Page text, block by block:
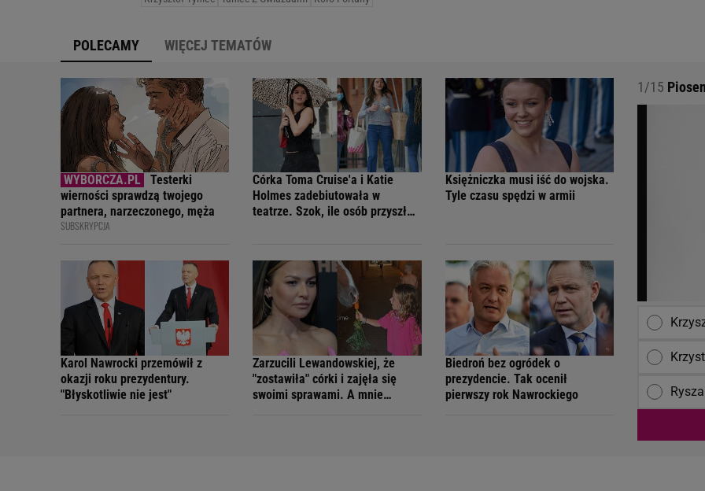
POLECAMY WIĘCEJ TEMATÓW
Testerki
wierności sprawdzą twojego
partnera, narzeczonego, męża
SUBSKRYPCJA
Córka Toma Cruise'a i Katie
Holmes zadebiutowała w
teatrze. Szok, ile osób przyszło
Księżniczka musi iść do wojska.
Tyle czasu spędzi w armii
Karol Nawrocki przemówił z
okazji roku prezydentury.
"Błyskotliwie nie jest"
Zarzucili Lewandowskiej, że
"zostawiła" córki i zajęła się
swoimi sprawami. A mnie
Biedroń bez ogródek o
prezydencie. Tak ocenił
pierwszy rok Nawrockiego
1/15